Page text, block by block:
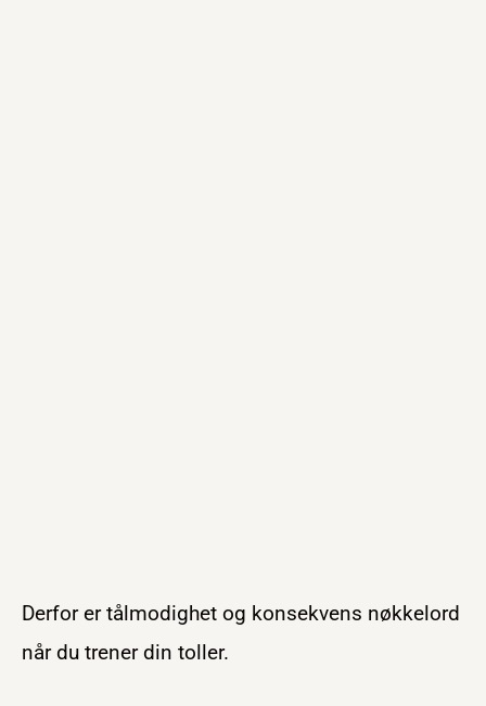
Derfor er tålmodighet og konsekvens nøkkelord
når du trener din toller.